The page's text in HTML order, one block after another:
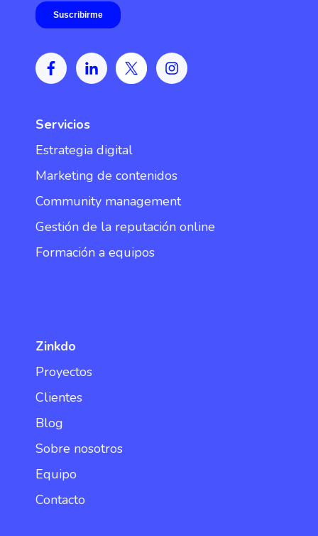
Servicios
Estrategia digital
Marketing de contenidos
Community management
Gestión de la reputación online
Formación a equipos
Zinkdo
Proyectos
Clientes
Blog
Sobre nosotros
Equipo
Contacto